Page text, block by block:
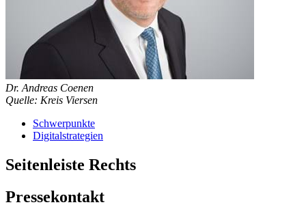
Dr. Andreas Coenen
Quelle: Kreis Viersen
Schwerpunkte
Digitalstrategien
Seitenleiste Rechts
Pressekontakt